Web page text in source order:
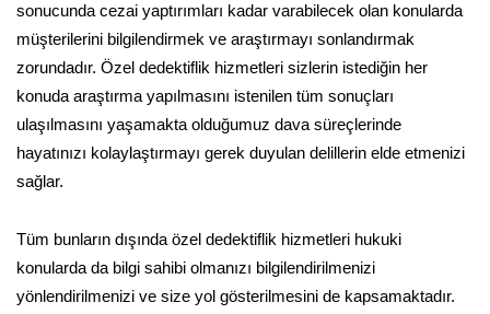
sonucunda cezai yaptırımları kadar varabilecek olan konularda
müşterilerini bilgilendirmek ve araştırmayı sonlandırmak
zorundadır. Özel dedektiflik hizmetleri sizlerin istediğin her
konuda araştırma yapılmasını istenilen tüm sonuçları
ulaşılmasını yaşamakta olduğumuz dava süreçlerinde
hayatınızı kolaylaştırmayı gerek duyulan delillerin elde etmenizi
sağlar.
Tüm bunların dışında özel dedektiflik hizmetleri hukuki
konularda da bilgi sahibi olmanızı bilgilendirilmenizi
yönlendirilmenizi ve size yol gösterilmesini de kapsamaktadır.